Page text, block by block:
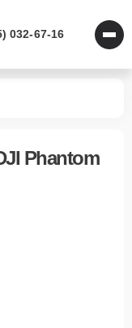
032-67-16
Phantom